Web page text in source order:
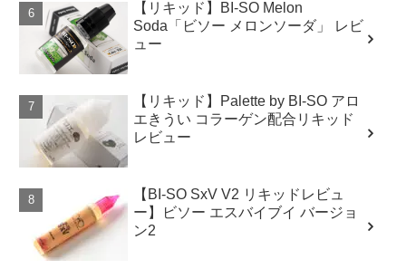
【リキッド】BI-SO Melon
Soda「ビソー メロンソーダ」 レビ
ュー
【リキッド】Palette by BI-SO アロ
エきうい コラーゲン配合リキッド
レビュー
【BI-SO SxV V2 リキッドレビュ
ー】ビソー エスバイブイ バージョ
ン2